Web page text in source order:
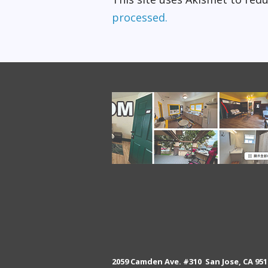
processed.
2059 Camden Ave. #310 San Jose, CA